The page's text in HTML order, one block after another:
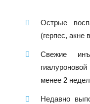
Острые
(герпес, акне
Свежие
менее 2
Недавно